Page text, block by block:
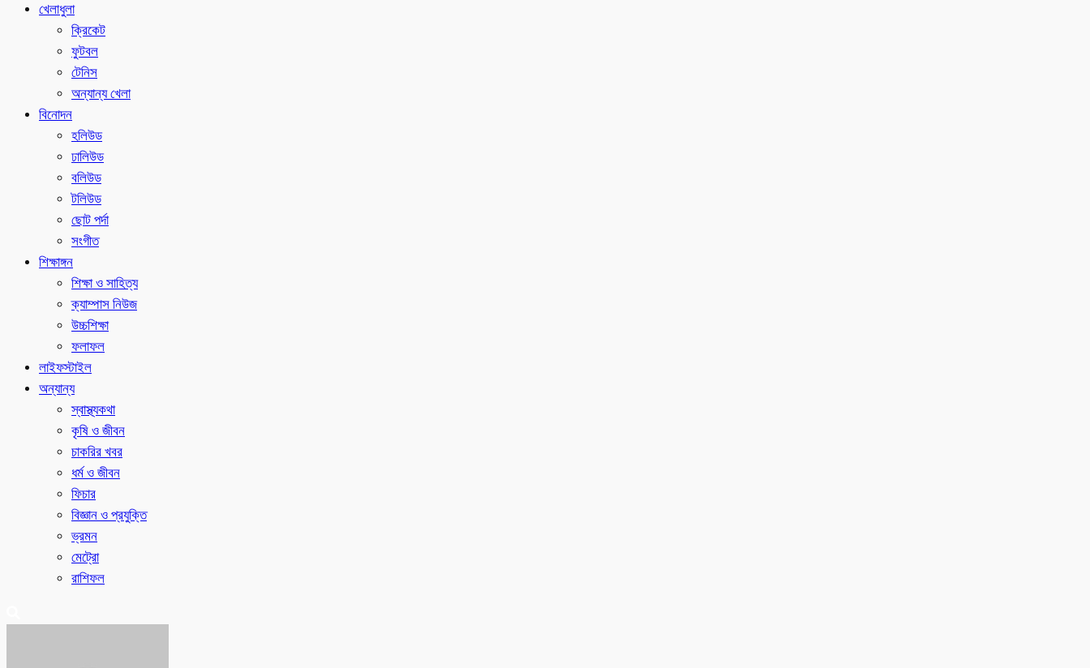
খেলাধুলা
ক্রিকেট
ফুটবল
টেনিস
অন্যান্য খেলা
বিনোদন
হলিউড
ঢালিউড
বলিউড
টলিউড
ছোট পর্দা
সংগীত
শিক্ষাঙ্গন
শিক্ষা ও সাহিত্য
ক্যাম্পাস নিউজ
উচ্চশিক্ষা
ফলাফল
লাইফস্টাইল
অন্যান্য
স্বাস্থ্যকথা
কৃষি ও জীবন
চাকরির খবর
ধর্ম ও জীবন
ফিচার
বিজ্ঞান ও প্রযুক্তি
ভ্রমন
মেট্রো
রাশিফল